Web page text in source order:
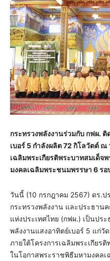
กระทรวงพลังงานร่วมกับ กฟผ.
เบอร์ 5 กำลังผลิต72 กิโลวัตต์ ณ
เฉลิมพระเกียรติพระบาทสมเด็จ
มงคลเฉลิมพระชนมพรรษา 6รอ
วันนี้ (10 กรกฎาคม 2567) ดร.ป
กระทรวงพลังงาน และประธาน
แห่งประเทศไทย (กฟผ.) เป็นปร
พลังงานแสงอาทิตย์เบอร์ 5 แก่วั
ภายใต้โครงการเฉลิมพระเกียร
ในโอกาสพระราชพิธีมหามงคล